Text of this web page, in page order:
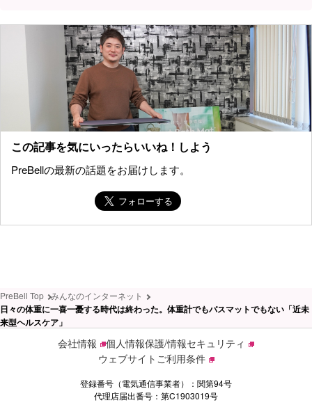
この記事を気にいったらいいね！しよう
PreBellの最新の話題をお届けします。
PreBell Top みんなのインターネット
日々の体重に一喜一憂する時代は終わった。体重計でもバスマットでもない「近未
来型ヘルスケア」
会社情報
個人情報保護/情報セキュリティ
ウェブサイトご利用条件
登録番号（電気通信事業者）：関第94号
代理店届出番号：第C1903019号